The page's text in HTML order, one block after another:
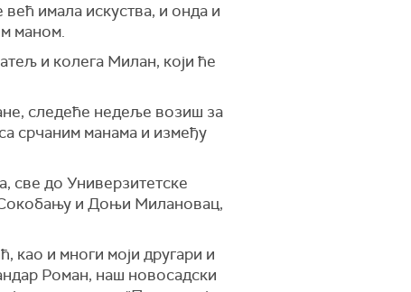
имала искуства, и онда и
маном.
и колега Милан, који ће
следеће недеље возиш за
срчаним манама и између
све до Универзитетске
и Доњи Милановац,
као и многи моји другари и
Роман, наш новосадски